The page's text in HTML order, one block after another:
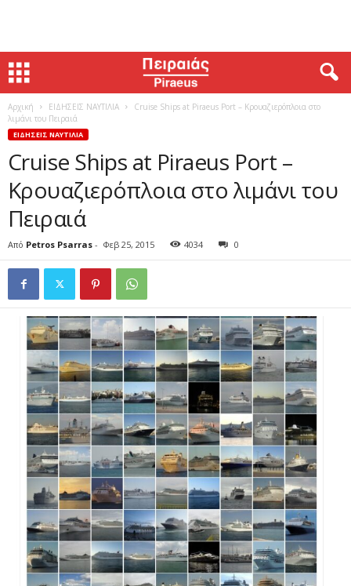
Αρχική ΕΙΔΗΣΕΙΣ ΝΑΥΤΙΛΙΑ
Cruise Ships at Piraeus Port – Κρουαζιερόπλοια στο
λιμάνι του Πειραιά
ΕΙΔΗΣΕΙΣ ΝΑΥΤΙΛΙΑ
Cruise Ships at Piraeus Port –
Κρουαζιερόπλοια στο λιμάνι του
Πειραιά
Από Petros Psarras - Φεβ 25, 2015 4034 0